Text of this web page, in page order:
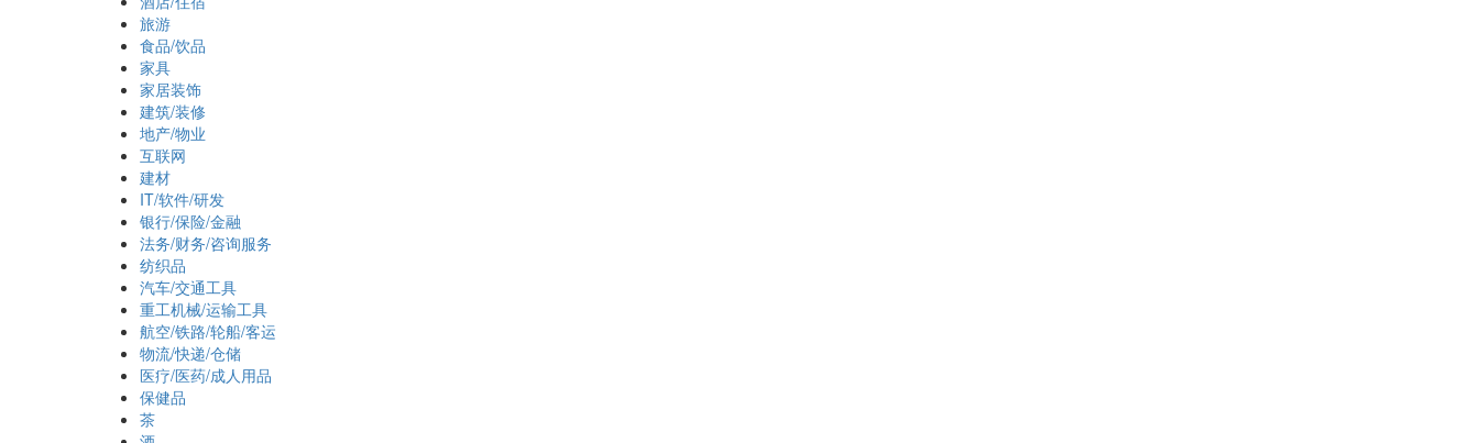
旅游
食品/饮品
家具
家居装饰
建筑/装修
地产/物业
互联网
建材
IT/软件/研发
银行/保险/金融
法务/财务/咨询服务
纺织品
汽车/交通工具
重工机械/运输工具
航空/铁路/轮船/客运
物流/快递/仓储
医疗/医药/成人用品
保健品
茶